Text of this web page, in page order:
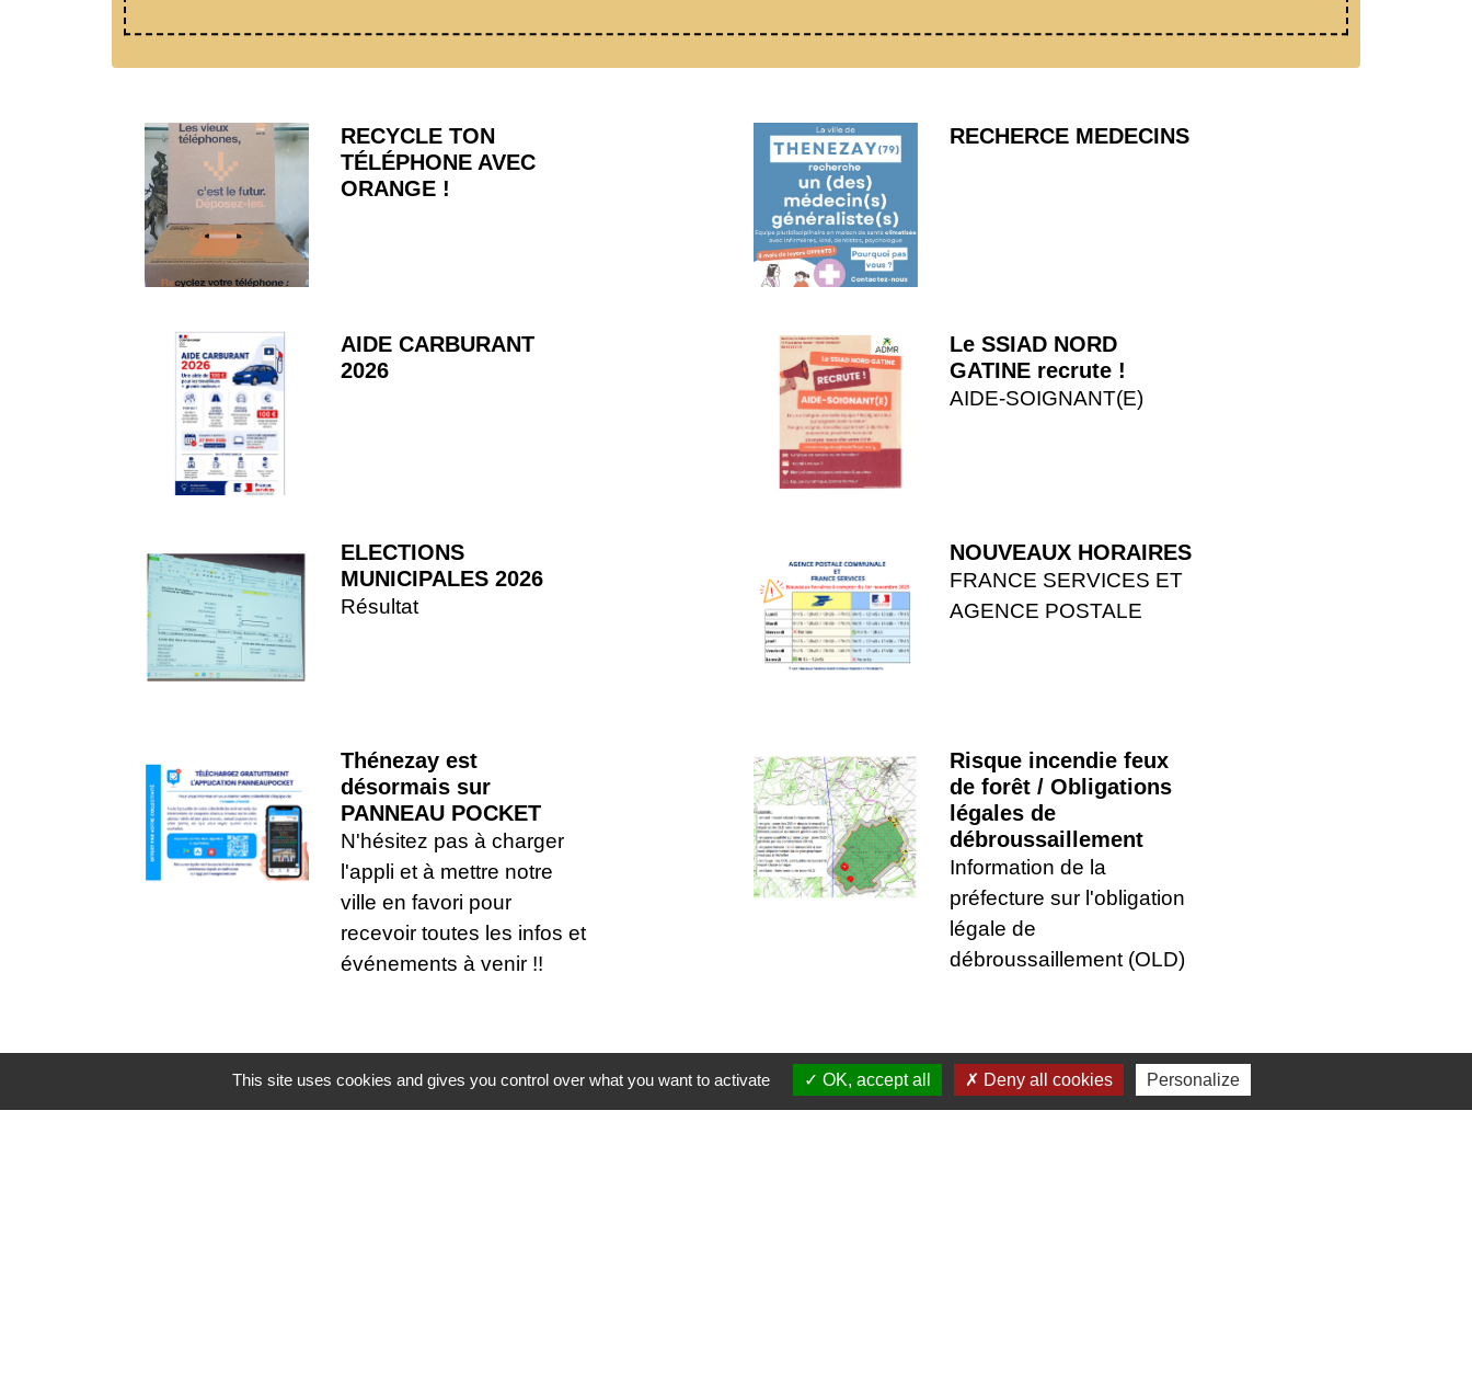
RECYCLE TON
TÉLÉPHONE AVEC
ORANGE !
RECHERCE MEDECINS
AIDE CARBURANT
2026
Le SSIAD NORD
GATINE recrute !
AIDE-SOIGNANT(E)
ELECTIONS
MUNICIPALES 2026
Résultat
NOUVEAUX HORAIRES
FRANCE SERVICES ET
AGENCE POSTALE
Thénezay est
désormais sur
PANNEAU POCKET
N'hésitez pas à charger
l'appli et à mettre notre
ville en favori pour
recevoir toutes les infos et
événements à venir !!
Risque incendie feux
de forêt / Obligations
légales de
débroussaillement
Information de la
préfecture sur l'obligation
légale de
débroussaillement (OLD)
Contactez-nous
This site uses cookies and gives you control over what you want to activate OK, accept all Deny all cookies Personalize